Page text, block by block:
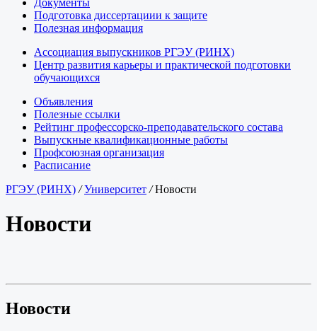
Документы
Подготовка диссертациии к защите
Полезная информация
Ассоциация выпускников РГЭУ (РИНХ)
Центр развития карьеры и практической подготовки
обучающихся
Объявления
Полезные ссылки
Рейтинг профессорско-преподавательского состава
Выпускные квалификационные работы
Профсоюзная организация
Расписание
РГЭУ (РИНХ) /Университет /Новости
Новости
Новости